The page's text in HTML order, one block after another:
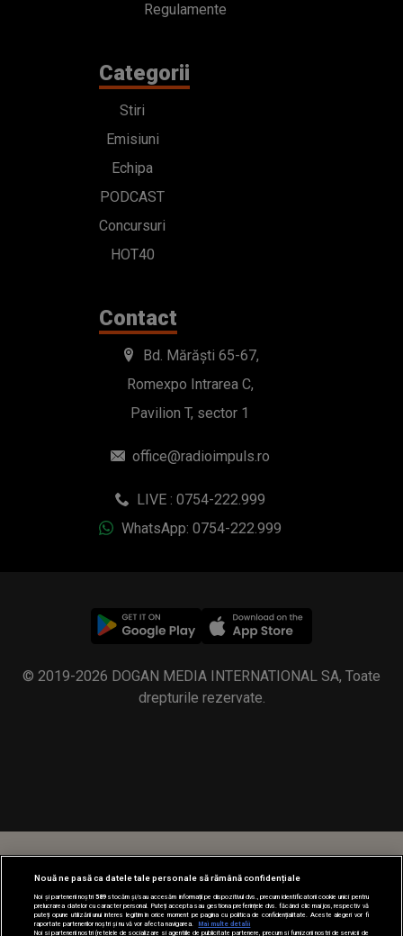
Regulamente
Categorii
Stiri
Emisiuni
Echipa
PODCAST
Concursuri
HOT40
Contact
Bd. Mărăști 65-67,
Romexpo Intrarea C,
Pavilion T, sector 1
office@radioimpuls.ro
LIVE : 0754-222.999
WhatsApp: 0754-222.999
© 2019-2026 DOGAN MEDIA INTERNATIONAL SA, Toate
drepturile rezervate.
Nouă ne pasă ca datele tale personale să rămână confidențiale
Noi și partenerii noștri589stocăm și/sau accesăm informații pe dispozitivul dvs., precum identificatorii cookie unici pentru
prelucrarea datelor cu caracter personal. Puteți accepta sau gestiona preferințele dvs. făcând clic mai jos, respectiv vă
puteți opune utilizării unui interes legitim în orice moment pe pagina cu politica de confidențialitate. Aceste alegeri vor fi
raportate partenerilor noștri și nu vă vor afecta navigarea.
Mai multe detalii
Noi si partenerii nostri (retelele de socializare si agentiile de publicitate partenere, precum si furnizorii nostri de servicii de